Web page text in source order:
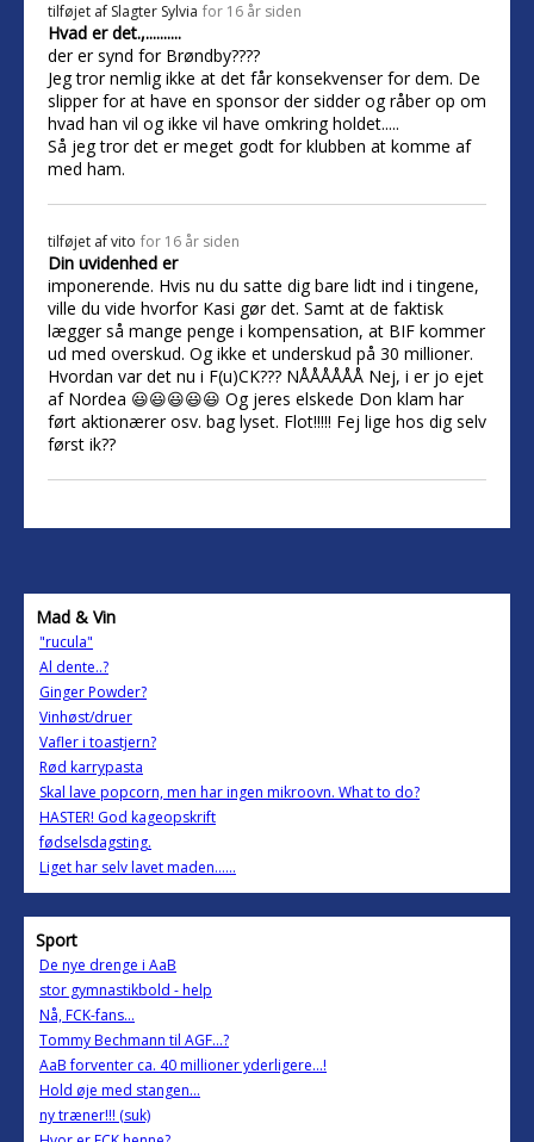
tilføjet af Slagter Sylvia for 16 år siden
Hvad er det.,..........
der er synd for Brøndby????
Jeg tror nemlig ikke at det får konsekvenser for dem. De
slipper for at have en sponsor der sidder og råber op om
hvad han vil og ikke vil have omkring holdet.....
Så jeg tror det er meget godt for klubben at komme af
med ham.
tilføjet afvito for 16 år siden
Din uvidenhed er
imponerende. Hvis nu du satte dig bare lidt ind i tingene,
ville du vide hvorfor Kasi gør det. Samt at de faktisk
lægger så mange penge i kompensation, at BIF kommer
ud med overskud. Og ikke et underskud på 30 millioner.
Hvordan var det nu i F(u)CK??? NÅÅÅÅÅÅ Nej, i er jo ejet
af Nordea 😃😃😃😃😃 Og jeres elskede Don klam har
ført aktionærer osv. bag lyset. Flot!!!!! Fej lige hos dig selv
først ik??
Mad & Vin
"rucula"
Al dente..?
Ginger Powder?
Vinhøst/druer
Vafler i toastjern?
Rød karrypasta
Skal lave popcorn, men har ingen mikroovn. What to do?
HASTER! God kageopskrift
fødselsdagsting.
Liget har selv lavet maden......
Sport
De nye drenge i AaB
stor gymnastikbold - help
Nå, FCK-fans...
Tommy Bechmann til AGF...?
AaB forventer ca. 40 millioner yderligere...!
Hold øje med stangen...
ny træner!!! (suk)